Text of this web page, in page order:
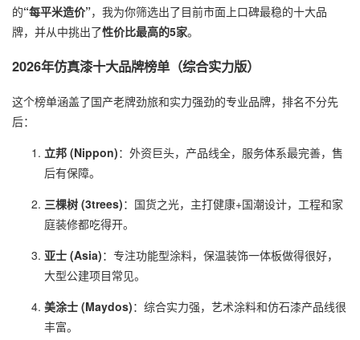
的“每平米造价”，我为你筛选出了目前市面上口碑最稳的十大品
牌，并从中挑出了性价比最高的5家。
2026年仿真漆十大品牌榜单（综合实力版）
这个榜单涵盖了国产老牌劲旅和实力强劲的专业品牌，排名不分先
后：
立邦 (Nippon)：外资巨头，产品线全，服务体系最完善，售
后有保障。
三棵树 (3trees)：国货之光，主打健康+国潮设计，工程和家
庭装修都吃得开。
亚士 (Asia)：专注功能型涂料，保温装饰一体板做得很好，
大型公建项目常见。
美涂士 (Maydos)：综合实力强，艺术涂料和仿石漆产品线很
丰富。